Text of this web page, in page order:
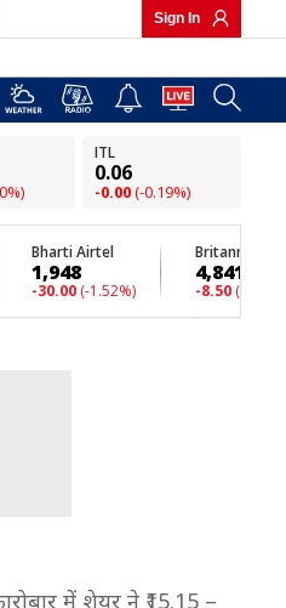
Sign In
में शेयर ने ₹15.15 –